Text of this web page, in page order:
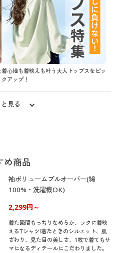
着心地も着映えも叶う大人トップスをピッ
クアップ！
見る
め商品
袖ボリュームプルオーバー(綿
100%・洗濯機OK)
2,299円～
着た瞬間もっちりなめらか、ラクに着映
えるTシャツ!着たときのシルエット、肌
ざわり、見た目の美しさ、1枚で着てもサ
マになるディテールにこだわりました。